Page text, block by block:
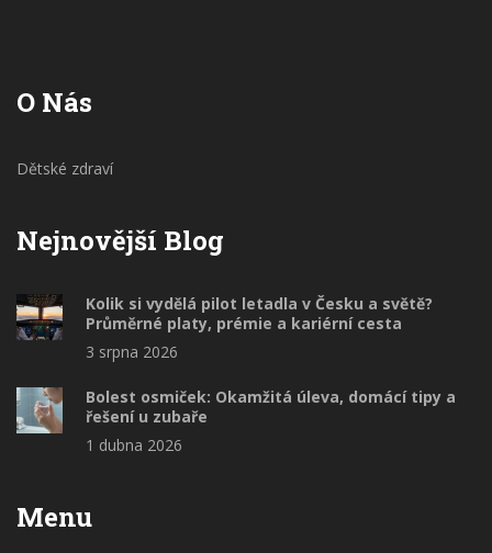
O Nás
Dětské zdraví
Nejnovější Blog
Kolik si vydělá pilot letadla v Česku a světě?
Průměrné platy, prémie a kariérní cesta
3 srpna 2026
Bolest osmiček: Okamžitá úleva, domácí tipy a
řešení u zubaře
1 dubna 2026
Menu